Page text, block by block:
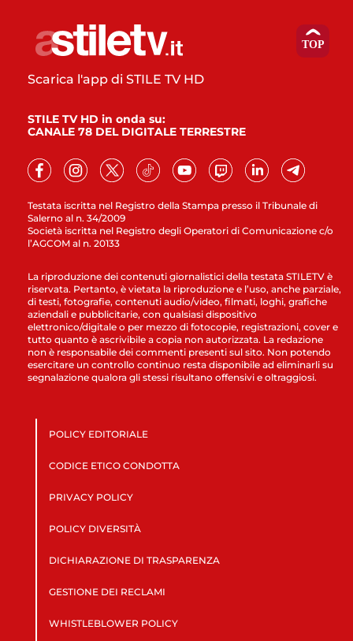
Testata iscritta nel Registro della Stampa presso il Tribunale di
Salerno al n. 34/2009
Società iscritta nel Registro degli Operatori di Comunicazione c/o
l’AGCOM al n. 20133
Scarica l'app di STILE TV HD
STILE TV HD in onda su:
CANALE 78 DEL DIGITALE TERRESTRE
La riproduzione dei contenuti giornalistici della testata STILETV è
riservata. Pertanto, è vietata la riproduzione e l’uso, anche parziale,
di testi, fotografie, contenuti audio/video, filmati, loghi, grafiche
aziendali e pubblicitarie, con qualsiasi dispositivo
elettronico/digitale o per mezzo di fotocopie, registrazioni, cover e
tutto quanto è ascrivibile a copia non autorizzata. La redazione
non è responsabile dei commenti presenti sul sito. Non potendo
esercitare un controllo continuo resta disponibile ad eliminarli su
segnalazione qualora gli stessi risultano offensivi e oltraggiosi.
POLICY EDITORIALE
CODICE ETICO CONDOTTA
PRIVACY POLICY
POLICY DIVERSITÀ
DICHIARAZIONE DI TRASPARENZA
GESTIONE DEI RECLAMI
WHISTLEBLOWER POLICY